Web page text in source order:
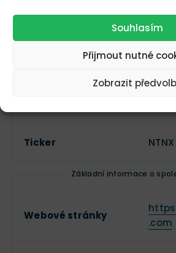
Souhlasím
Přijmout nutné
Zobrazit
Více informací o akciích
Ticker NTNX
Základní informace o
Webové stránky
.com